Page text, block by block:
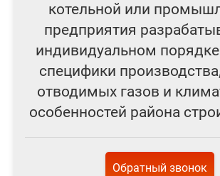
котельной или
предприятия
индивидуальном
специфики
отводимых газов и
особенностей района
Обратный звонок